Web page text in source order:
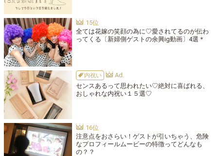
全ては花嫁の笑顔の為に♡愛されてるのが伝わ
ってくる〔新婦側ゲストの余興ig動画〕4選＊
内祝い
センスあるって思われたい♡絶対に喜ばれる、
おしゃれな内祝い１５選♡
注意点をおさらい！ゲストが引いちゃう、危険
なプロフィールムービーの特徴ってどんなも
の？？